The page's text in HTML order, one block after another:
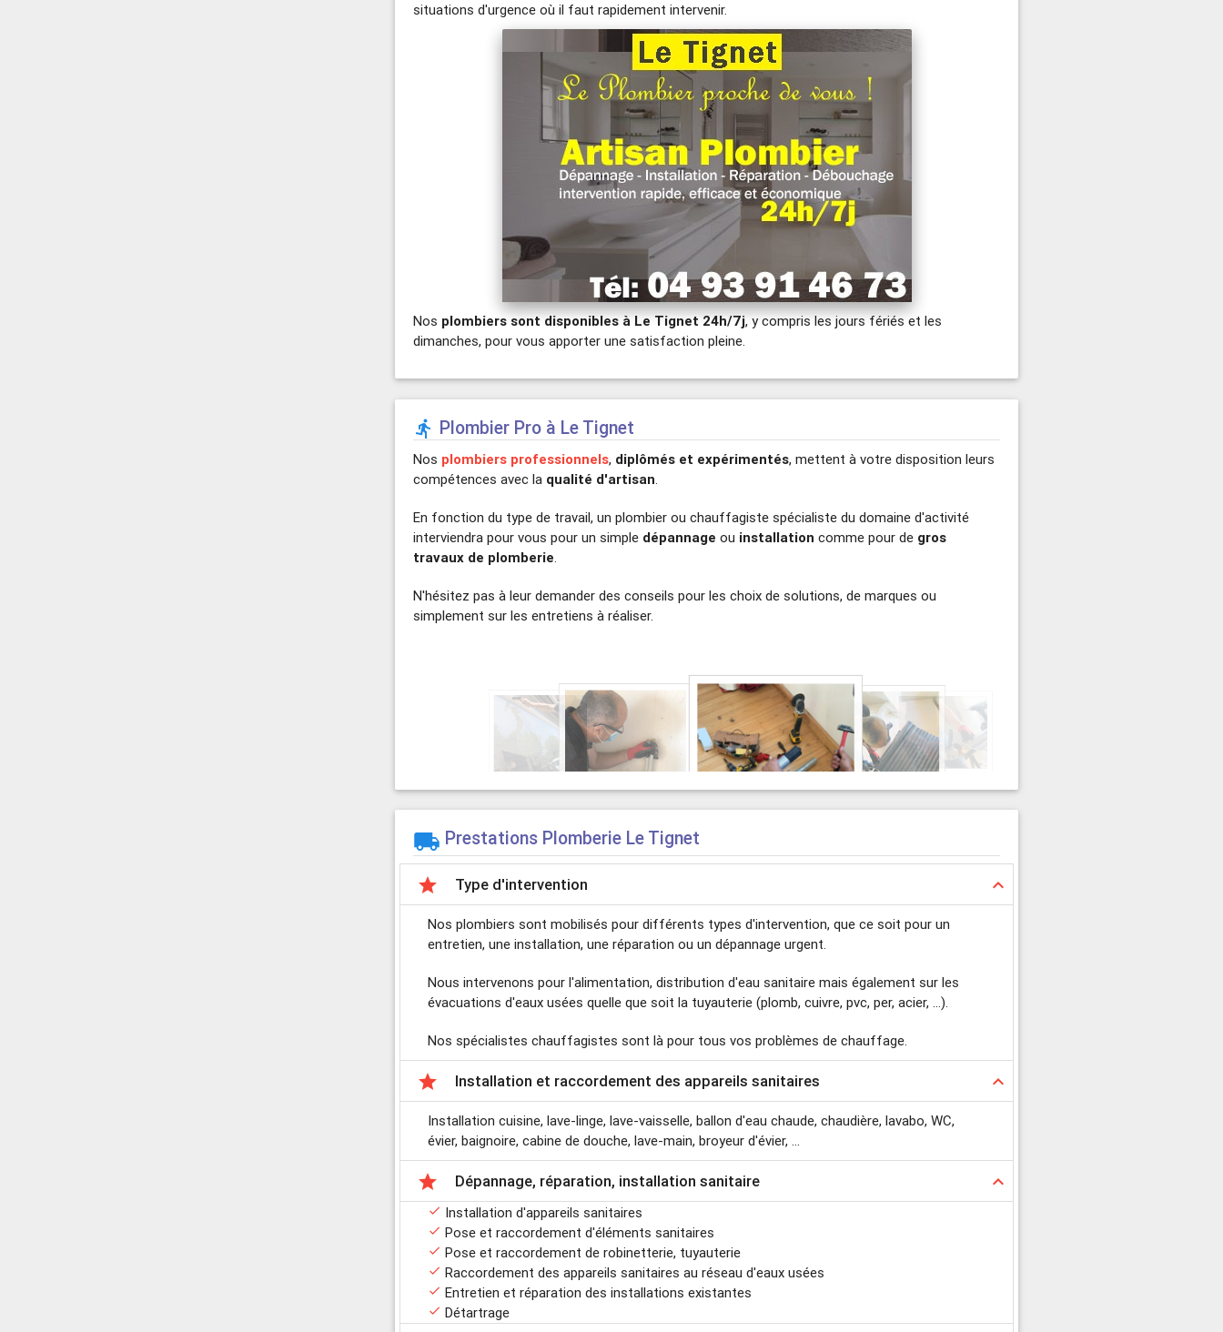
situations d'urgence où il faut rapidement intervenir.
Nos plombiers sont disponibles à Le Tignet 24h/7j, y compris les jours fériés et les
dimanches, pour vous apporter une satisfaction pleine.
 Plombier Pro à Le Tignet
Nos plombiers professionnels, diplômés et expérimentés, mettent à votre disposition leurs
compétences avec la qualité d'artisan
En fonction du type de travail, un plombier ou chauffagiste spécialiste du domaine d'activité
interviendra pour vous pour un simple dépannage ou installation comme pour de gros
travaux de plomberie
N'hésitez pas à leur demander des conseils pour les choix de solutions, de marques ou
simplement sur les entretiens à réaliser.
 Prestations Plomberie Le Tignet
 keyboard_arrow_up
Type d'intervention
Nos plombiers sont mobilisés pour différents types d'intervention, que ce soit pour un
entretien, une installation, une réparation ou un dépannage urgent.
Nous intervenons pour l'alimentation, distribution d'eau sanitaire mais également sur les
évacuations d'eaux usées quelle que soit la tuyauterie (plomb, cuivre, pvc, per, acier, ...).
Nos spécialistes chauffagistes sont là pour tous vos problèmes de chauffage.
 keyboard_arrow_up
Installation et raccordement des appareils sanitaires
Installation cuisine, lave-linge, lave-vaisselle, ballon d'eau chaude, chaudière, lavabo, WC,
évier, baignoire, cabine de douche, lave-main, broyeur d'évier, ...
 keyboard_arrow_up
Dépannage, réparation, installation sanitaire
 Installation d'appareils sanitaires
 Pose et raccordement d'éléments sanitaires
 Pose et raccordement de robinetterie, tuyauterie
 Raccordement des appareils sanitaires au réseau d'eaux usées
 Entretien et réparation des installations existantes
 Détartrage